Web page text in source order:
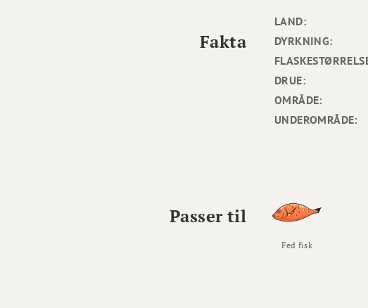
LAND:
DYRKNING:
DRUE:
OMRÅDE:
UNDEROMRÅDE:
Fakta
Passer til
Fed fisk